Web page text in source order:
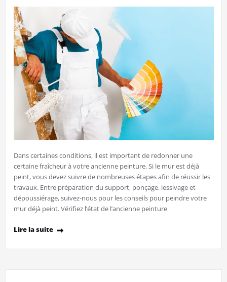
Dans certaines conditions, il est important de redonner une
certaine fraîcheur à votre ancienne peinture. Si le mur est déjà
peint, vous devez suivre de nombreuses étapes afin de réussir les
travaux. Entre préparation du support, ponçage, lessivage et
dépoussiérage, suivez-nous pour les conseils pour peindre votre
mur déjà peint. Vérifiez l’état de l’ancienne peinture
Lire la suite